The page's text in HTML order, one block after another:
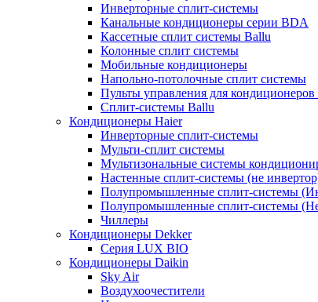
Инверторные сплит-системы
Канальные кондиционеры серии BDA
Кассетные сплит системы Ballu
Колонные сплит системы
Мобильные кондиционеры
Напольно-потолочные сплит системы
Пульты управления для кондиционеров
Сплит-системы Ballu
Кондиционеры Haier
Инверторные сплит-системы
Мульти-сплит системы
Мультизональные системы
Настенные сплит-системы (не
Полупромышленные сплит-системы
Полупромышленные сплит-системы
Чиллеры
Кондиционеры Dekker
Серия LUX BIO
Кондиционеры Daikin
Sky Air
Воздухоочестители